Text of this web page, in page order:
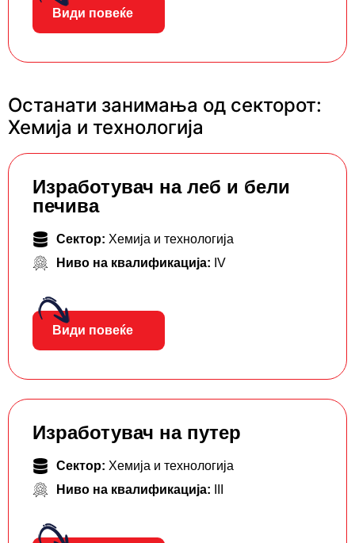
Види повеќе
Останати занимања од секторот:
Хемија и технологија
Изработувач на леб и бели
печива
Сектор: Хемија и технологија
Ниво на квалификација: IV
Види повеќе
Изработувач на путер
Сектор: Хемија и технологија
Ниво на квалификација: